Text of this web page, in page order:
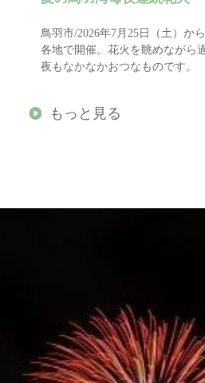
鳥羽市/2026年7月25日（土）か
各地で開催。花火を眺めながら
夜もなかなかおつなものです。
もっと見る